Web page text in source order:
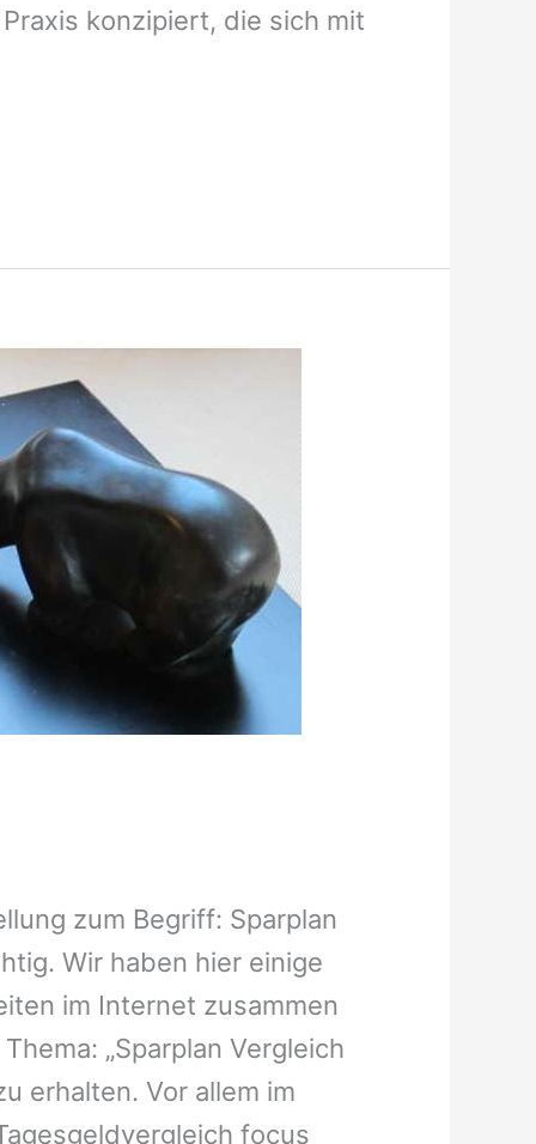
konzipiert, die sich mit
zum Begriff: Sparplan
Wir haben hier einige
im Internet zusammen
„Sparplan Vergleich
erhalten. Vor allem im
focus